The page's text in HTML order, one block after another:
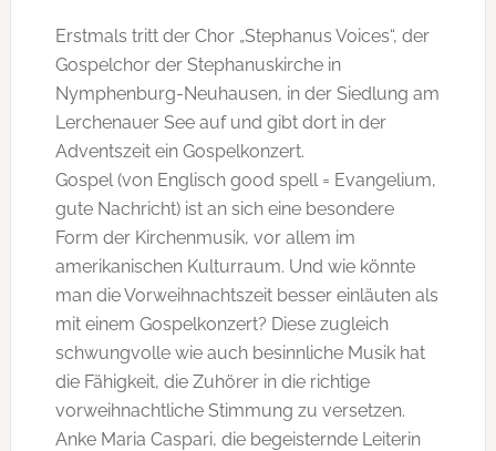
Erstmals tritt der Chor „Stephanus Voices“, der
Gospelchor der Stephanuskirche in
Nymphenburg-Neuhausen, in der Siedlung am
Lerchenauer See auf und gibt dort in der
Adventszeit ein Gospelkonzert.
Gospel (von Englisch good spell = Evangelium,
gute Nachricht) ist an sich eine besondere
Form der Kirchenmusik, vor allem im
amerikanischen Kulturraum. Und wie könnte
man die Vorweihnachtszeit besser einläuten als
mit einem Gospelkonzert? Diese zugleich
schwungvolle wie auch besinnliche Musik hat
die Fähigkeit, die Zuhörer in die richtige
vorweihnachtliche Stimmung zu versetzen.
Anke Maria Caspari, die begeisternde Leiterin